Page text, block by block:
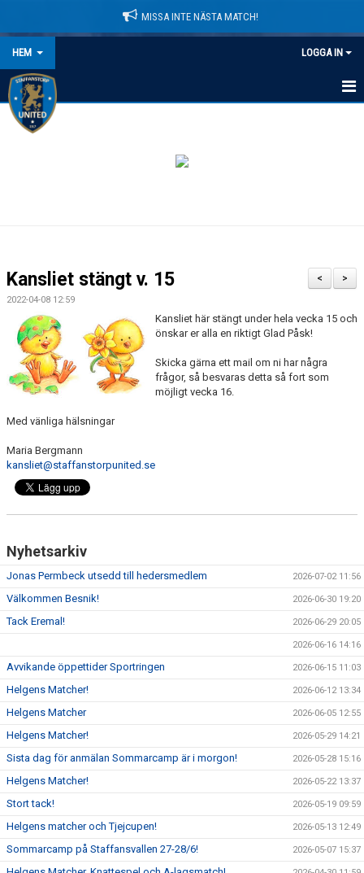
MISSA INTE NÄSTA MATCH!
HEM LOGGA IN
HEM
DOMARINFORMATION
MEDLEMSAVGIFTER
DOKUMENT
KLÄDPROFIL
STYRELSE/SEKTIONER
OM SUFC
>
<
Kansliet stängt v. 15
2022-04-08 12:59
Kansliet här stängt under hela vecka 15 och
önskar er alla en riktigt Glad Påsk!
Skicka gärna ett mail om ni har några
frågor, så besvaras detta så fort som
möjligt vecka 16.
Med vänliga hälsningar
Maria Bergmann
kansliet@staffanstorpunited.se
Nyhetsarkiv
Jonas Permbeck utsedd till hedersmedlem 2026-07-02 11:56
Välkommen Besnik! 2026-06-30 19:20
Tack Eremal! 2026-06-29 20:05
2026-06-16 14:16
Avvikande öppettider Sportringen 2026-06-15 11:03
Helgens Matcher! 2026-06-12 13:34
Helgens Matcher 2026-06-05 12:55
Helgens Matcher! 2026-05-29 14:21
Sista dag för anmälan Sommarcamp är i morgon! 2026-05-28 15:16
Helgens Matcher! 2026-05-22 13:37
Stort tack! 2026-05-19 09:59
Helgens matcher och Tjejcupen! 2026-05-13 12:49
Sommarcamp på Staffansvallen 27-28/6! 2026-05-07 15:37